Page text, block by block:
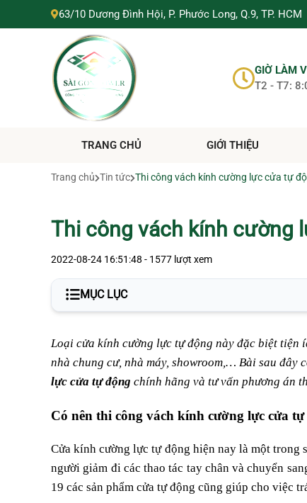
SÀI GÒN TOWER
https://suanhahochiminh.com/
63/10 Dương Đình Hội, P. Phước Long, Q.9, TP. HCM
GIỜ LÀM
T2 - T7:
TRANG CHỦ GIỚI THIỆU
Trang chủ Tin tức Thi công vách kính cường lực cửa tự
Thi công vách kính cường
2022-08-24 16:51:48 - 1577 lượt xem
MỤC LỤC
Nên thi công vách kính cường lực cửa tự động ở
Mẫu thiết kế vách kính cường lực cửa tự động sang
Đơn vị thi công vách kính cường lực cửa tự động
Loại cửa kính cường lực tự động này đặc biệt tiện
nhà chung cư, nhà máy, showroom,… Bài sau
lực cửa tự động chính hãng và tư vấn phương án
Có nên thi công vách kính cường lực cửa
Cửa kính cường lực tự động hiện nay là một trong
người giảm đi các thao tác tay chân và chuyển
19 các sản phẩm cửa tự động cũng giúp cho việc